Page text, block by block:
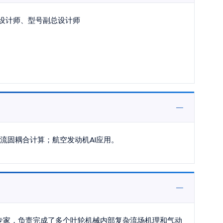
计师、型号副总设计师
耦合计算；航空发动机AI应用。
，负责完成了多个叶轮机械内部复杂流场机理和气动